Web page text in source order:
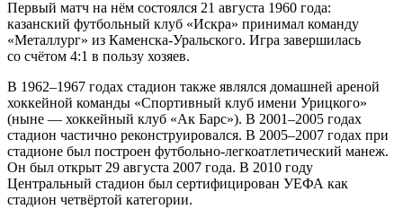
Первый матч на нём состоялся 21 августа 1960 года:
казанский футбольный клуб «Искра» принимал команду
«Металлург» из Каменска-Уральского. Игра завершилась
со счётом 4:1 в пользу хозяев.
В 1962–1967 годах стадион также являлся домашней ареной
хоккейной команды «Спортивный клуб имени Урицкого»
(ныне — хоккейный клуб «Ак Барс»). В 2001–2005 годах
стадион частично реконструировался. В 2005–2007 годах при
стадионе был построен футбольно-легкоатлетический манеж.
Он был открыт 29 августа 2007 года. В 2010 году
Центральный стадион был сертифицирован УЕФА как
стадион четвёртой категории.